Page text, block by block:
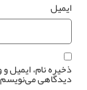
نام، ایمیل و
می‌نویسم.